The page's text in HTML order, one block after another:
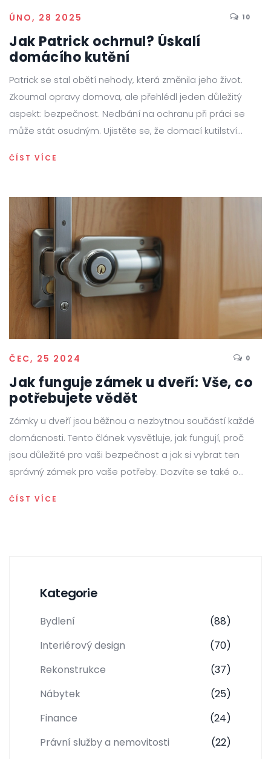
ÚNO, 28 2025 10
Jak Patrick ochrnul? Úskalí
domácího kutění
Patrick se stal obětí nehody, která změnila jeho život.
Zkoumal opravy domova, ale přehlédl jeden důležitý
aspekt: bezpečnost. Nedbání na ochranu při práci se
může stát osudným. Ujistěte se, že domací kutilství
práci s nářadím.
ČÍST VÍCE
ČEC, 25 2024 0
Jak funguje zámek u dveří: Vše, co
potřebujete vědět
Zámky u dveří jsou běžnou a nezbytnou součástí každé
domácnosti. Tento článek vysvětluje, jak fungují, proč
jsou důležité pro vaši bezpečnost a jak si vybrat ten
správný zámek pro vaše potřeby. Dozvíte se také o
ČÍST VÍCE
Kategorie
Bydlení
(88)
Interiérový design
(70)
Rekonstrukce
(37)
Nábytek
(25)
Finance
(24)
Právní služby a nemovitosti
(22)